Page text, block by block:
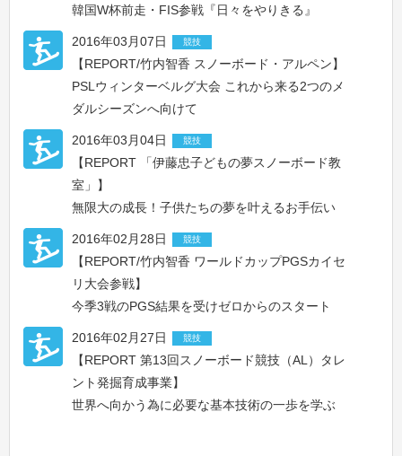
韓国W杯前走・FIS参戦『日々をやりきる』
2016年03月07日 競技
【REPORT/竹内智香 スノーボード・アルペン】
PSLウィンターベルグ大会 これから来る2つのメ
ダルシーズンへ向けて
2016年03月04日 競技
【REPORT 「伊藤忠子どもの夢スノーボード教
室」】
無限大の成長！子供たちの夢を叶えるお手伝い
2016年02月28日 競技
【REPORT/竹内智香 ワールドカップPGSカイセ
リ大会参戦】
今季3戦のPGS結果を受けゼロからのスタート
2016年02月27日 競技
【REPORT 第13回スノーボード競技（AL）タレ
ント発掘育成事業】
世界へ向かう為に必要な基本技術の一歩を学ぶ